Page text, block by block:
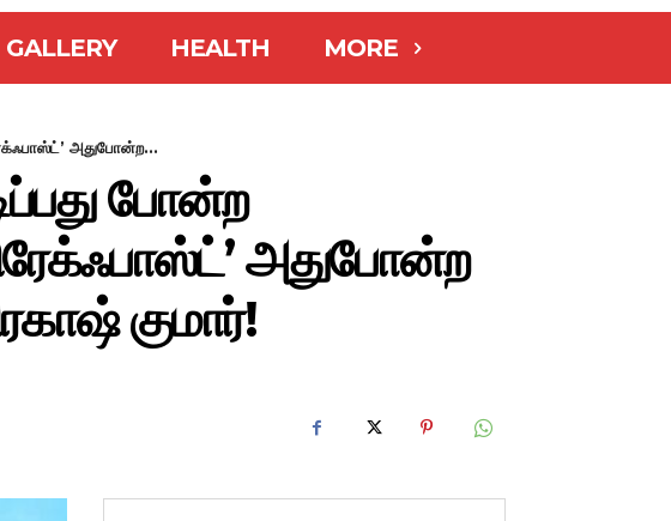
GALLERY HEALTH MORE
அதுபோன்ற...
போன்ற
அதுபோன்ற
குமார்!